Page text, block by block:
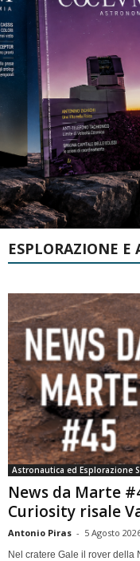
ESPLORAZIONE E
Astronautica ed Esplorazione
News da Marte
Curiosity risale
Antonio Piras - 5 Agosto
Nel cratere Gale il rover della